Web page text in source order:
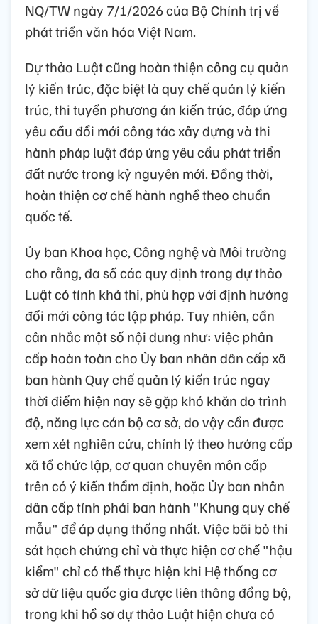
NQ/TW ngày 7/1/2026 của Bộ Chính trị về
phát triển văn hóa Việt Nam.
Dự thảo Luật cũng hoàn thiện công cụ quản
lý kiến trúc, đặc biệt là quy chế quản lý kiến
trúc, thi tuyển phương án kiến trúc, đáp ứng
yêu cầu đổi mới công tác xây dựng và thi
hành pháp luật đáp ứng yêu cầu phát triển
đất nước trong kỷ nguyên mới. Đồng thời,
hoàn thiện cơ chế hành nghề theo chuẩn
quốc tế.
Ủy ban Khoa học, Công nghệ và Môi trường
cho rằng, đa số các quy định trong dự thảo
Luật có tính khả thi, phù hợp với định hướng
đổi mới công tác lập pháp. Tuy nhiên, cần
cân nhắc một số nội dung như: việc phân
cấp hoàn toàn cho Ủy ban nhân dân cấp xã
ban hành Quy chế quản lý kiến trúc ngay
thời điểm hiện nay sẽ gặp khó khăn do trình
độ, năng lực cán bộ cơ sở, do vậy cần được
xem xét nghiên cứu, chỉnh lý theo hướng cấp
xã tổ chức lập, cơ quan chuyên môn cấp
trên có ý kiến thẩm định, hoặc Ủy ban nhân
dân cấp tỉnh phải ban hành "Khung quy chế
mẫu" để áp dụng thống nhất. Việc bãi bỏ thi
sát hạch chứng chỉ và thực hiện cơ chế "hậu
kiểm" chỉ có thể thực hiện khi Hệ thống cơ
sở dữ liệu quốc gia được liên thông đồng bộ,
trong khi hồ sơ dự thảo Luật hiện chưa có